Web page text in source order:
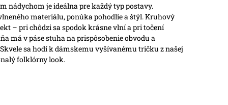
nádychom je ideálna pre každý typ postavy.
materiálu, ponúka pohodlie a štýl. Kruhový
– pri chôdzi sa spodok krásne vlní a pri točení
má v páse stuha na prispôsobenie obvodu a
sa hodí k dámskemu vyšívanému tričku z našej
folklórny look.